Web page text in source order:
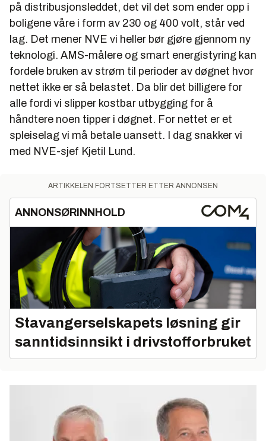
på distribusjonsleddet, det vil det som ender opp i
boligene våre i form av 230 og 400 volt, står ved
lag. Det mener NVE vi heller bør gjøre gjennom ny
teknologi. AMS-målere og smart energistyring kan
fordele bruken av strøm til perioder av døgnet hvor
nettet ikke er så belastet. Da blir det billigere for
alle fordi vi slipper kostbar utbygging for å
håndtere noen tipper i døgnet. For nettet er et
spleiselag vi må betale uansett. I dag snakker vi
med NVE-sjef Kjetil Lund.
ARTIKKELEN FORTSETTER ETTER ANNONSEN
ANNONSØRINNHOLD
Stavangerselskapets løsning gir
sanntidsinnsikt i drivstofforbruket